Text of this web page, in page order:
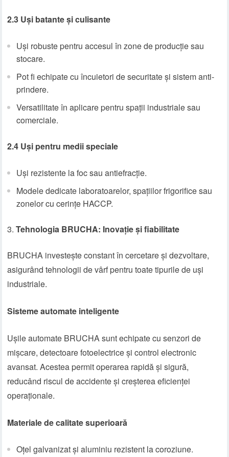
2.3 Uși batante și culisante
Uși robuste pentru accesul în zone de producție sau
stocare.
Pot fi echipate cu încuietori de securitate și sistem anti-
prindere.
Versatilitate în aplicare pentru spații industriale sau
comerciale.
2.4 Uși pentru medii speciale
Uși rezistente la foc sau antiefracție.
Modele dedicate laboratoarelor, spațiilor frigorifice sau
zonelor cu cerințe HACCP.
Tehnologia BRUCHA: Inovație și fiabilitate
BRUCHA investește constant în cercetare și dezvoltare,
asigurând tehnologii de vârf pentru toate tipurile de uși
industriale.
Sisteme automate inteligente
Ușile automate BRUCHA sunt echipate cu senzori de
mișcare, detectoare fotoelectrice și control electronic
avansat. Acestea permit operarea rapidă și sigură,
reducând riscul de accidente și creșterea eficienței
operaționale.
Materiale de calitate superioară
Oțel galvanizat și aluminiu rezistent la coroziune.